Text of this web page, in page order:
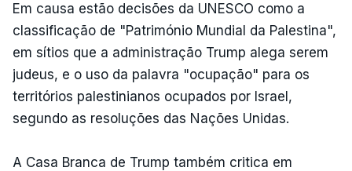
Em causa estão decisões da UNESCO como a
classificação de "Património Mundial da Palestina",
em sítios que a administração Trump alega serem
judeus, e o uso da palavra "ocupação" para os
territórios palestinianos ocupados por Israel,
segundo as resoluções das Nações Unidas.
A Casa Branca de Trump também critica em